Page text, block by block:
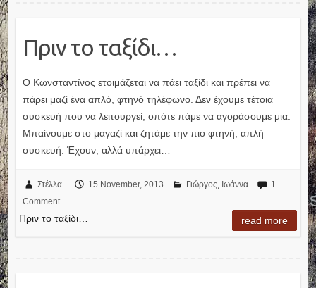
Πριν το ταξίδι…
Ο Κωνσταντίνος ετοιμάζεται να πάει ταξίδι και πρέπει να
πάρει μαζί ένα απλό, φτηνό τηλέφωνο. Δεν έχουμε τέτοια
συσκευή που να λειτουργεί, οπότε πάμε να αγοράσουμε μια.
Μπαίνουμε στο μαγαζί και ζητάμε την πιο φτηνή, απλή
συσκευή. Έχουν, αλλά υπάρχει…
Στέλλα 15 November, 2013 Γιώργος, Ιωάννα
1
Comment
Πριν το ταξίδι… read more